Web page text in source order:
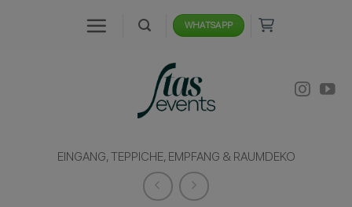
WHATSAPP
EINGANG, TEPPICHE, EMPFANG & RAUMDEKO